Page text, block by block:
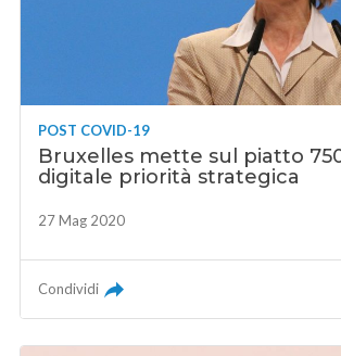
POST COVID-19
Bruxelles mette sul piatto
digitale priorità strategica
27 Mag 2020
Condividi